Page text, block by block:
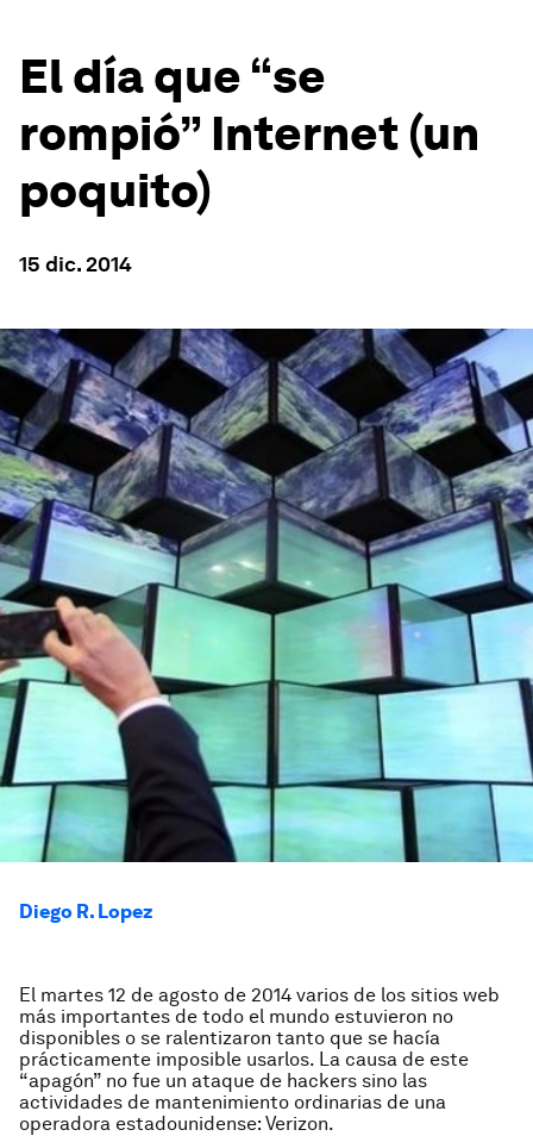
El día que “se
rompió” Internet (un
poquito)
15 dic. 2014
Diego R. Lopez
El martes 12 de agosto de 2014 varios de los sitios web
más importantes de todo el mundo estuvieron no
disponibles o se ralentizaron tanto que se hacía
prácticamente imposible usarlos. La causa de este
“apagón” no fue un ataque de hackers sino las
actividades de mantenimiento ordinarias de una
operadora estadounidense: Verizon.